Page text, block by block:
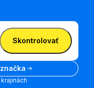
Skontrolovať